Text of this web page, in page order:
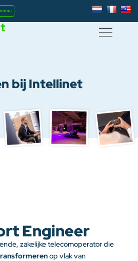
bij Intellinet
Engineer
zakelijke telecomoperator die
op vlak van